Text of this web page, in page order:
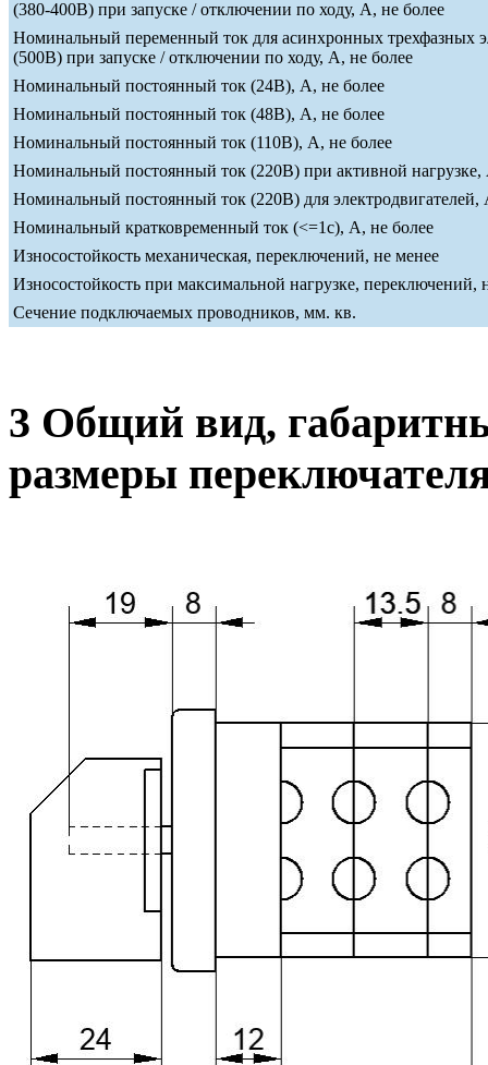
(380-400В) при запуске / отключении по ходу, А, не более
Номинальный переменный ток для асинхронных трехфазных
(500В) при запуске / отключении по ходу, А, не более
Номинальный постоянный ток (24В), А, не более
Номинальный постоянный ток (48В), А, не более
Номинальный постоянный ток (110В), А, не более
Номинальный постоянный ток (220В) при активной нагрузке,
Номинальный постоянный ток (220В) для электродвигателей,
Номинальный кратковременный ток (<=1c), А, не более
Износостойкость механическая, переключений, не менее
Износостойкость при максимальной нагрузке, переключений,
Сечение подключаемых проводников, мм. кв.
3 Общий вид,
размеры